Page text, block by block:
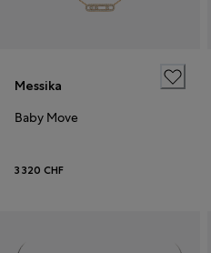
Messika
Baby Move
3 320 CHF